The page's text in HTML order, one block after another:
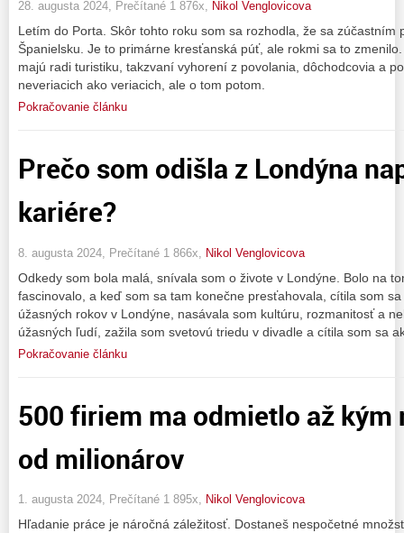
28. augusta 2024, Prečítané 1 876x, Nikol Venglovicova
Letím do Porta. Skôr tohto roku som sa rozhodla, že sa zúčastním
Španielsku. Je to primárne kresťanská púť, ale rokmi sa to
majú radi turistiku, takzvaní vyhorení z povolania, dôchodcovia a
neveriacich ako veriacich, ale o tom potom.
Pokračovanie článku
Prečo som odišla z Londýna
kariére?
8. augusta 2024, Prečítané 1 866x, Nikol Venglovicova
Odkedy som bola malá, snívala som o živote v Londýne. Bolo na
fascinovalo, a keď som sa tam konečne presťahovala, cítila som
úžasných rokov v Londýne, nasávala som kultúru, rozmanitosť a
úžasných ľudí, zažila som svetovú triedu v divadle a cítila som sa
Pokračovanie článku
500 firiem ma odmietlo až
od milionárov
1. augusta 2024, Prečítané 1 895x, Nikol Venglovicova
Hľadanie práce je náročná záležitosť. Dostaneš nespočetné